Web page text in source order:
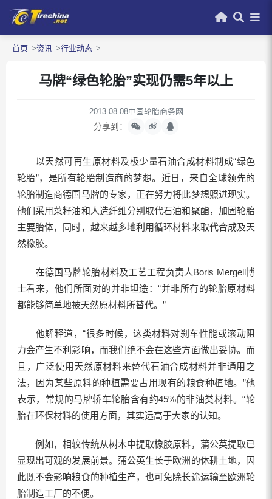
首页 资讯 行业动态
马牌“绿色轮胎”实现仍需5年以上
2013-08-08中国轮胎商务网
分享到：
以天然可再生原材料及极少量石油合成材料制成“绿色
轮胎”，是所有轮胎制造商的梦想。近日，来自全球领先的
轮胎制造商德国马牌的专家，正在努力将此梦想照进现实。
他们采用菜籽油和人造纤维分别取代石油和聚酯，加固轮胎
主要胎体，同时，越来越多地利用循环材料来取代合成及天
然橡胶。
在德国马牌轮胎材料及工艺工程负责人Boris Mergell博
士看来，他们所面对的并非坦途：“并非所有的轮胎原材料
都能够简单地被天然原材料所替代。”
他解释道，“很多时候，这类材料对刹车性能或滚动阻
力会产生不利影响，而我们绝不会在这些方面做出妥协。而
且，广泛使用天然原材料来替代石油合成材料并非通用之
法，因为某些原料的种植需要占用现有的粮食种植地。”他
表示，常规的马牌轿车轮胎含有约45%的非油类材料。“轮
胎在环保材料的使用方面，其实远高于大家的认知。
例如，相较传统从树木中提取橡胶原料，蒲公英提取已
显现出可观的发展前景。蒲公英生长于欧洲的休耕土地，因
此既不会影响粮食的种植生产，也可免除长途运输至欧洲轮
胎制造工厂的不便。